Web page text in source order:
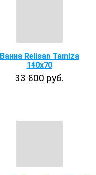
Ванна Relisan Tamiza
140x70
33 800 руб.